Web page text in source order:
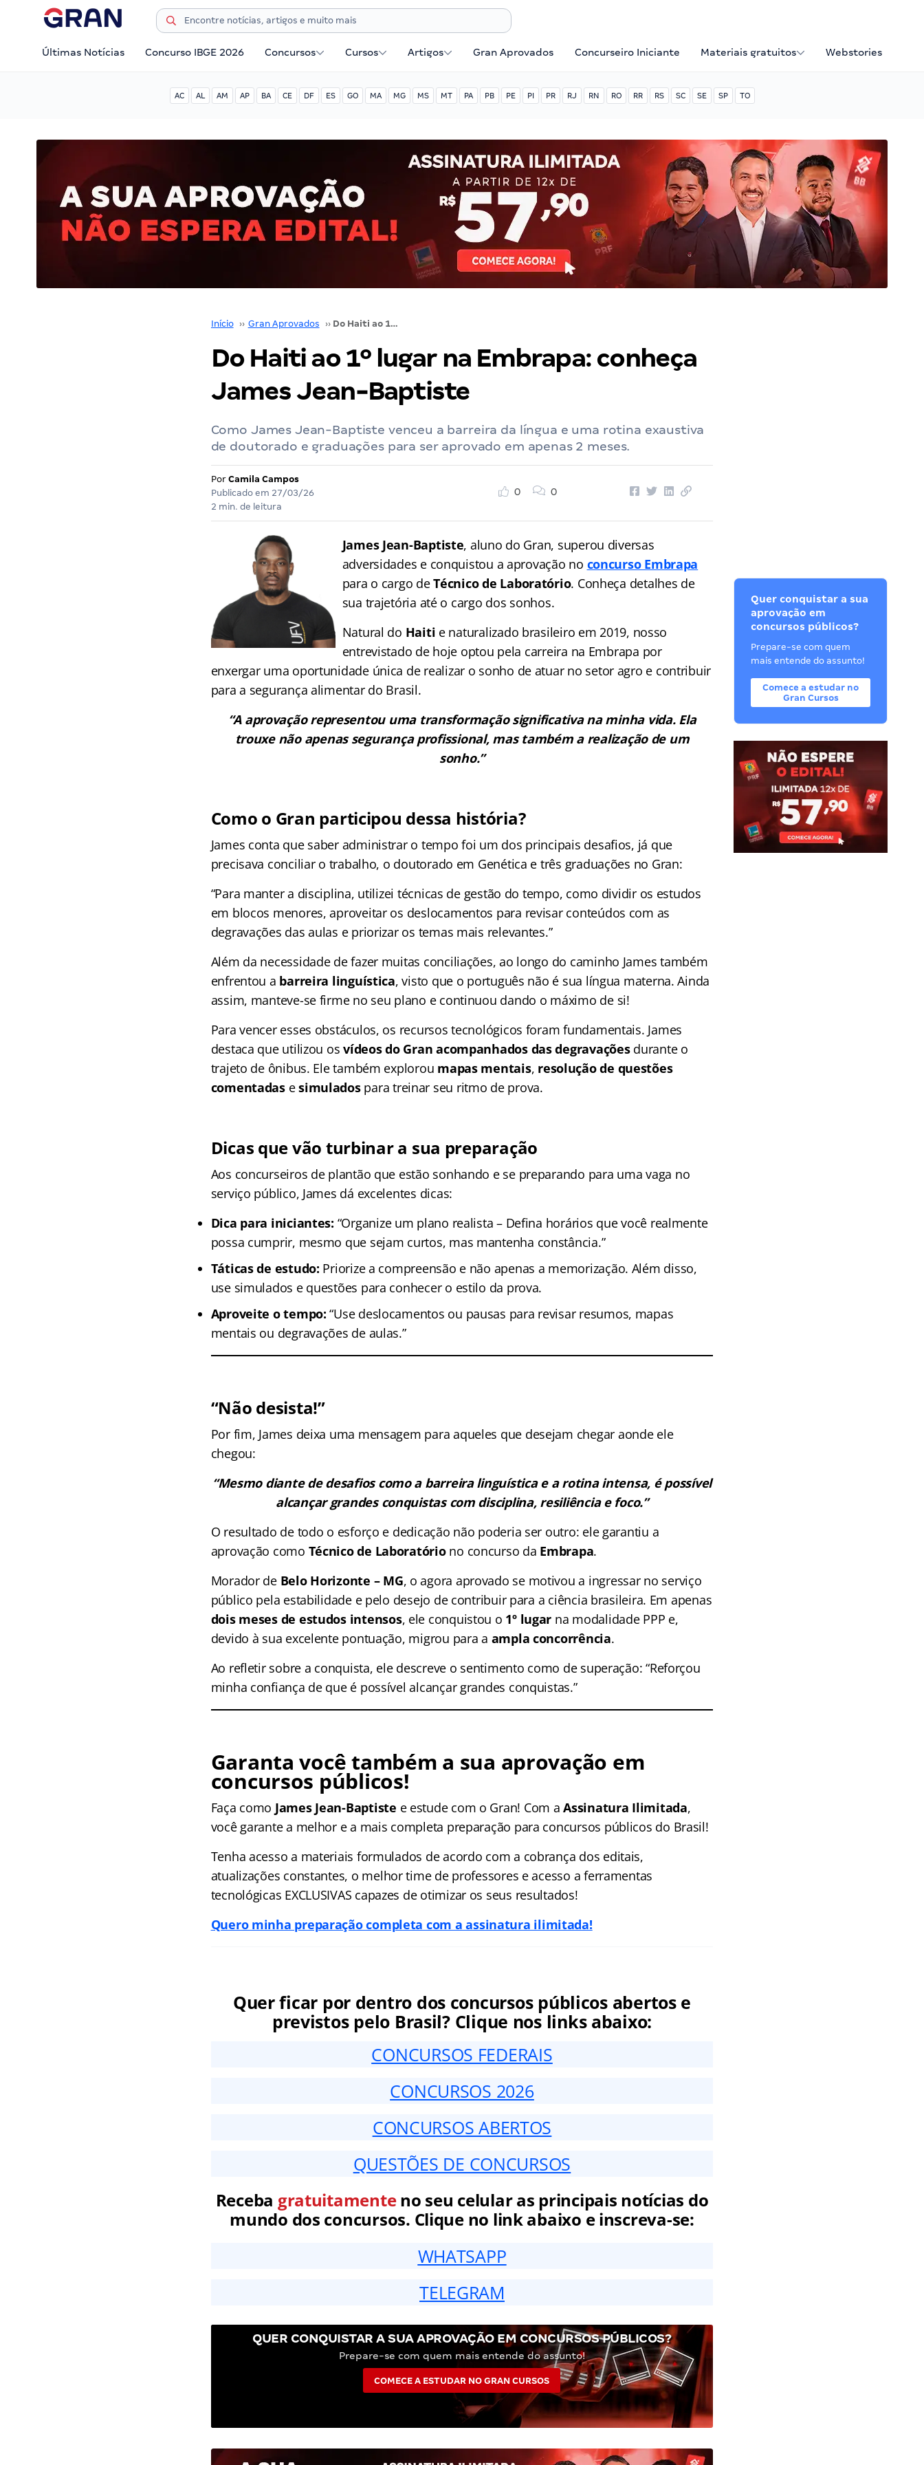
Últimas Notícias Concurso IBGE 2026 Concursos Cursos Artigos Gran Aprovados Concurseiro Iniciante Materiais gratuitos Webstories
AC AL AM AP BA CE DF ES GO MA MG MS MT PA PB PE PI PR RJ RN RO RR RS SC SE SP TO
Início ›› Gran Aprovados ›› Do Haiti ao 1º lugar na Embrapa: conheça James Jean-Baptiste
Do Haiti ao 1º lugar na Embrapa: conheça
James Jean-Baptiste
Como James Jean-Baptiste venceu a barreira da língua e uma rotina exaustiva
de doutorado e graduações para ser aprovado em apenas 2 meses.
Por Camila Campos
Publicado em 27/03/26
2 min. de leitura
0 0
James Jean-Baptiste, aluno do Gran, superou diversas
adversidades e conquistou a aprovação no concurso Embrapa
para o cargo deTécnico de Laboratório. Conheça detalhes de
sua trajetória até o cargo dos sonhos.
Natural do Haiti e naturalizado brasileiro em 2019, nosso
entrevistado de hoje optou pela carreira na Embrapa por
enxergar uma oportunidade única de realizar o sonho de atuar no setor agro e contribuir
para a segurança alimentar do Brasil.
“A aprovação representou uma transformação significativa na minha vida. Ela
trouxe não apenas segurança profissional, mas também a realização de um
sonho.”
Como o Gran participou dessa história?
James conta que saber administrar o tempo foi um dos principais desafios, já que
precisava conciliar o trabalho, o doutorado em Genética e três graduações no Gran:
“Para manter a disciplina, utilizei técnicas de gestão do tempo, como dividir os estudos
em blocos menores, aproveitar os deslocamentos para revisar conteúdos com as
degravações das aulas e priorizar os temas mais relevantes.”
Além da necessidade de fazer muitas conciliações, ao longo do caminho James também
enfrentou a barreira linguística, visto que o português não é sua língua materna.Ainda
assim, manteve-se firme no seu plano e continuou dando o máximo de si!
Para vencer esses obstáculos, os recursos tecnológicos foram fundamentais. James
destaca que utilizou osvídeos do Gran acompanhados das degravaçõesdurante o
trajeto de ônibus. Ele também explorou mapas mentais, resolução de questões
comentadasesimuladospara treinar seu ritmo de prova.
Dicas que vão turbinar a sua preparação
Aos concurseiros de plantão que estão sonhando e se preparando para uma vaga no
serviço público, James dá excelentes dicas:
Dica para iniciantes: “Organize um plano realista – Defina horários que você realmente
possa cumprir, mesmo que sejam curtos, mas mantenha constância.”
Táticas de estudo: Priorize a compreensão e não apenas a memorização. Além disso,
use simulados e questões para conhecer o estilo da prova.
Aproveite o tempo: “Use deslocamentos ou pausas para revisar resumos, mapas
mentais ou degravações de aulas.”
“Não desista!”
Por fim, James deixa uma mensagem para aqueles que desejam chegar aonde ele
chegou:
“Mesmo diante de desafios como a barreira linguística e a rotina intensa, é possível
alcançar grandes conquistas com disciplina, resiliência e foco.”
O resultado de todo o esforço e dedicação não poderia ser outro: ele garantiu a
aprovação como Técnico de Laboratóriono concurso da Embrapa.
Morador de Belo Horizonte – MG, o agora aprovado se motivou a ingressar no serviço
público pela estabilidade e pelo desejo de contribuir para a ciência brasileira. Em apenas
dois meses de estudos intensos, ele conquistou o 1º lugar na modalidade PPP e,
devido à sua excelente pontuação, migrou para a ampla concorrência.
Ao refletir sobre a conquista, ele descreve o sentimento como de superação: “Reforçou
minha confiança de que é possível alcançar grandes conquistas.”
Garanta você também a sua aprovação em
concursos públicos!
Faça como James Jean-Baptiste e estude com o Gran! Com aAssinatura Ilimitada,
você garante a melhor e a mais completa preparação para concursos públicos do Brasil!
Tenha acesso a materiais formulados de acordo com a cobrança dos editais,
atualizações constantes, o melhor time de professores e acesso a ferramentas
tecnológicas EXCLUSIVAS capazes de otimizar os seus resultados!
Quero minha preparação completa com a assinatura ilimitada!
Quer ficar por dentro dos concursos públicos abertos e
previstos pelo Brasil? Clique nos links abaixo:
CONCURSOS FEDERAIS
CONCURSOS 2026
CONCURSOS ABERTOS
QUESTÕES DE CONCURSOS
Receba gratuitamenteno seu celular as principais notícias do
mundo dos concursos. Clique no link abaixo e inscreva-se:
WHATSAPP
TELEGRAM
QUER CONQUISTAR A SUA APROVAÇÃO EM CONCURSOS PÚBLICOS?
Prepare-se com quem mais entende do assunto!
COMECE A ESTUDAR NO GRAN CURSOS
Quer conquistar a sua
aprovação em
concursos públicos?
Prepare-se com quem
mais entende do assunto!
Comece a estudar no
Gran Cursos